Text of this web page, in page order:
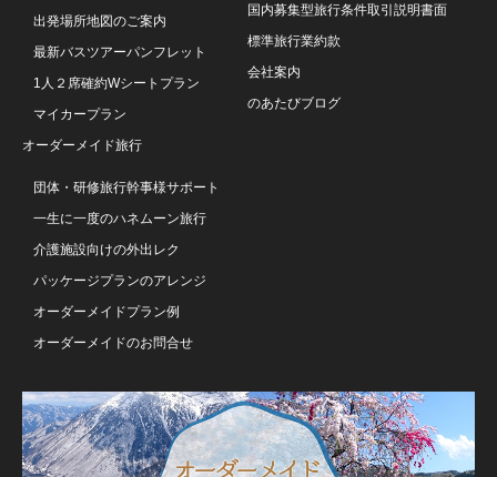
出発場所地図のご案内
最新バスツアーパンフレット
1人２席確約Wシートプラン
マイカープラン
オーダーメイド旅行
団体・研修旅行幹事様サポート
一生に一度のハネムーン旅行
介護施設向けの外出レク
パッケージプランのアレンジ
オーダーメイドプラン例
オーダーメイドのお問合せ
国内募集型旅行条件取引説明書面
標準旅行業約款
会社案内
のあたびブログ